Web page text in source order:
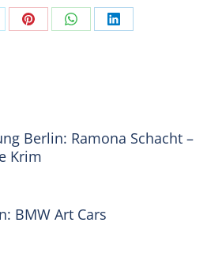
Share Share Share
Berlin: Ramona Schacht –
Krim
BMW Art Cars